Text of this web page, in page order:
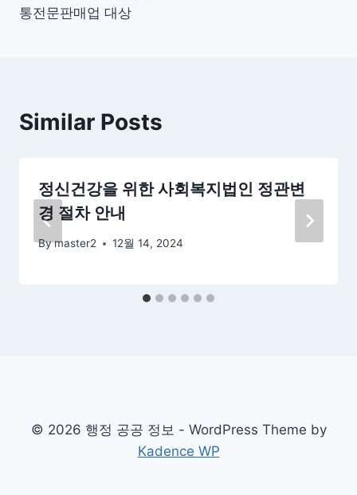
통전문판매업 대상
Similar Posts
정신건강을 위한 사회복지법인 정관변
경 절차 안내
Bymaster2 12월 14, 2024
© 2026 행정 공공 정보 - WordPress Theme by
Kadence WP